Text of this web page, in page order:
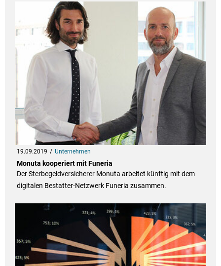
19.09.2019 Unternehmen
Monuta kooperiert mit Funeria
Der Sterbegeldversicherer Monuta arbeitet künftig mit dem
digitalen Bestatter-Netzwerk Funeria zusammen.